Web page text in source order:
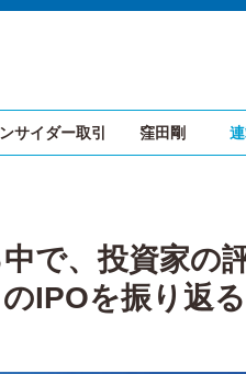
サイダー取引 窪田剛
で、投資家の
IPOを振り返る